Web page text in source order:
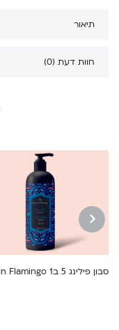
תיאור
חוות דעת (0)
PREVIOUS
סבון פילינג 5 ב1 Jardin Flamingo